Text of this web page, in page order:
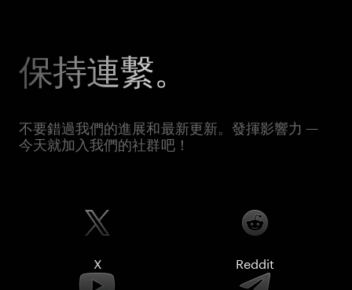
保持連繫。
不要錯過我們的進展和最新更新。發揮影響力 —
今天就加入我們的社群吧！
X Reddit